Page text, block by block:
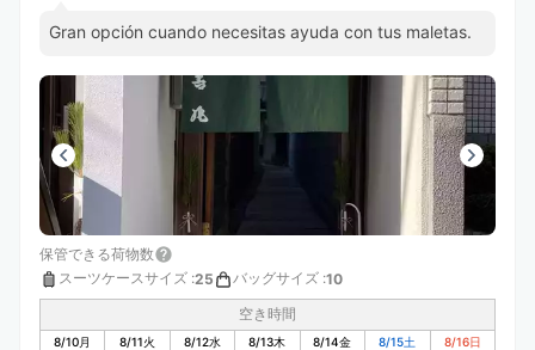
Gran opción cuando necesitas ayuda con tus maletas.
保管できる荷物数
スーツケースサイズ :25 バッグサイズ :10
空き時間
8/10月 8/11火 8/12水 8/13木 8/14金 8/15土 8/16日